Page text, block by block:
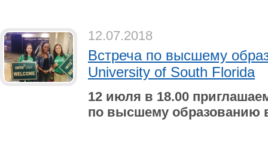
12.07.2018
Встреча по высшему
University of South Florida
12 июля в 18.00
по высшему